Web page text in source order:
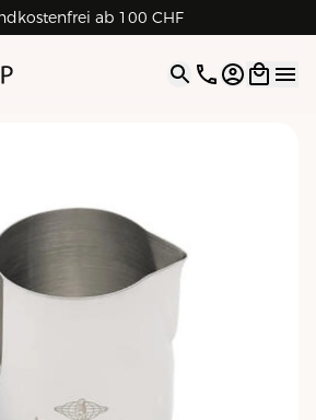
ab 100 CHF
4.9| 5.0 Google
Open